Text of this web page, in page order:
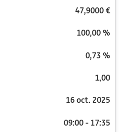
47,9000 €
100,00 %
0,73 %
1,00
16 oct. 2025
09:00 - 17:35